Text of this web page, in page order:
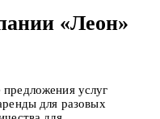
«Леон»
услуг
для разовых